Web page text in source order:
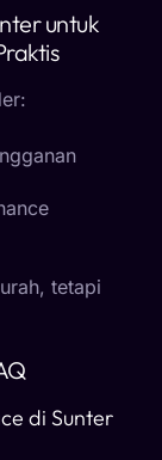
untuk
tetapi
di Sunter